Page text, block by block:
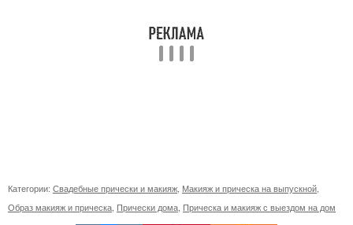
Категории: Свадебные прически и макияж Макияж и прическа на выпускной
Образ макияж и прическа Прически дома Прическа и макияж с выездом на дом